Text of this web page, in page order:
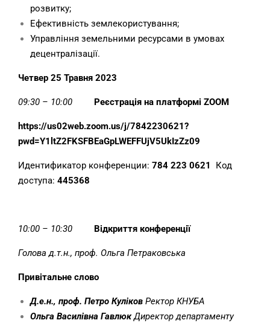
розвитку;
Ефективність землекористування;
Управління земельними ресурсами в умовах
децентралізації.
Четвер 25 Травня 2023
09:30 – 10:00 Реєстрація на платформі ZOOM
https://us02web.zoom.us/j/7842230621?
pwd=Y1ltZ2FKSFBEaGpLWEFFUjV5UkIzZz09
Идентификатор конференции: 784 223 0621
Код
доступа: 445368
10:00 – 10:30 Відкриття конференції
Голова д.т.н., проф. Ольга Петраковська
Привітальне слово
Д.е.н., проф. Петро Куліков Ректор КНУБА
Ольга Василівна ГавлюкДиректор департаменту